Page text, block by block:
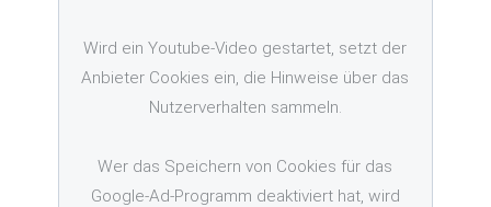
Wird ein Youtube-Video gestartet, setzt der
Anbieter Cookies ein, die Hinweise über das
Nutzerverhalten sammeln.
Wer das Speichern von Cookies für das
Google-Ad-Programm deaktiviert hat, wird